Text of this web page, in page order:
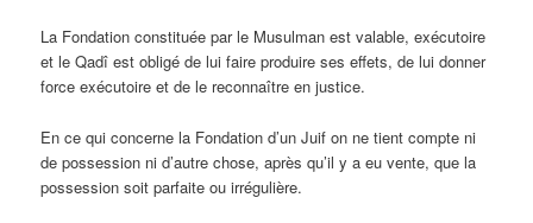
La Fondation constituée par le Musulman est valable, exécutoire
et le Qadî est obligé de lui faire produire ses effets, de lui donner
force exécutoire et de le reconnaître en justice.
En ce qui concerne la Fondation d’un Juif on ne tient compte ni
de possession ni d’autre chose, après qu’il y a eu vente, que la
possession soit parfaite ou irrégulière.